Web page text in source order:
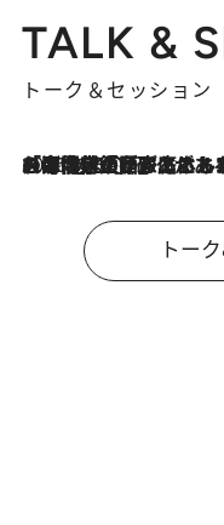
TALK &
トーク＆セッション
2026.8.3
「今後値上げがあるとすれば…」「リスクがあるのは今年の冬」エネルギー専門家が語る、ホルムズ海峡封鎖が家庭にもたらす“ある心配”
トー